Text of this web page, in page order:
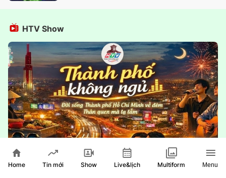
HTV Show
Home Tin mới Show Live&lịch Multiform Menu